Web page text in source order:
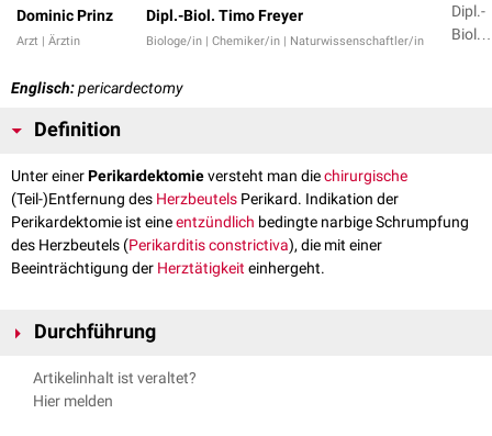
Dominic Prinz
Arzt | Ärztin
Dipl.-Biol. Timo Freyer
Biologe/in | Chemiker/in | Naturwissenschaftler/in
Dipl.-
Biol.
Englisch:pericardectomy
Definition
Unter einerPerikardektomieversteht man diechirurgische
(Teil-)Entfernung des Herzbeutels Perikard. Indikation der
Perikardektomie ist eineentzündlich bedingte narbige Schrumpfung
des Herzbeutels (Perikarditis constrictiva), die mit einer
Beeinträchtigung der Herztätigkeiteinhergeht.
Durchführung
Die Operation kann offen oder thorakoskopisch erfolgen.
offene Perikardektomie
Artikelinhalt ist veraltet?
Hier melden